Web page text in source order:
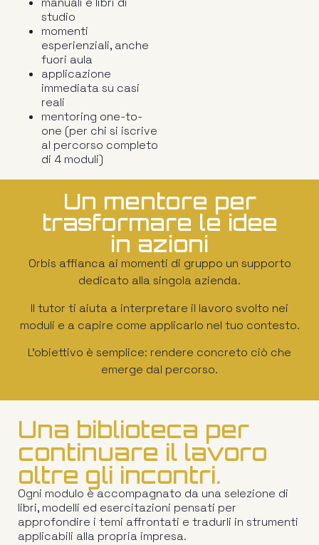
studio
momenti
esperienziali, anche
fuori aula
applicazione
immediata su casi
reali
mentoring one-to-
one (per chi si iscrive
al percorso completo
di 4 moduli)
Un mentore per
trasformare le idee
in azioni
Orbis affianca ai momenti di gruppo un supporto
dedicato alla singola azienda.
Il tutor ti aiuta a interpretare il lavoro svolto nei
moduli e a capire come applicarlo nel tuo contesto.
L’obiettivo è semplice: rendere concreto ciò che
emerge dal percorso.
Una biblioteca per
continuare il lavoro
oltre gli incontri.
Ogni modulo è accompagnato da una selezione di
libri, modelli ed esercitazioni pensati per
approfondire i temi affrontati e tradurli in strumenti
applicabili alla propria impresa.